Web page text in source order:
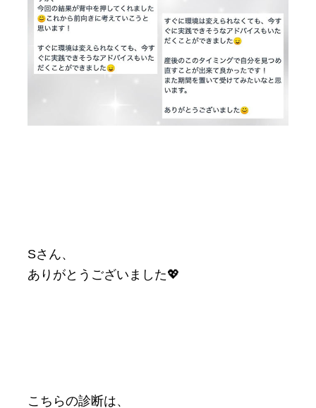
Sさん、
ありがとうございました💖
こちらの診断は、